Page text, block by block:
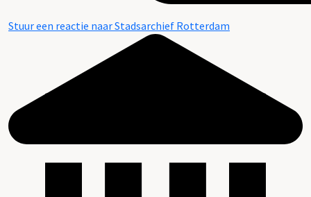
Stuur een reactie naar Stadsarchief Rotterdam